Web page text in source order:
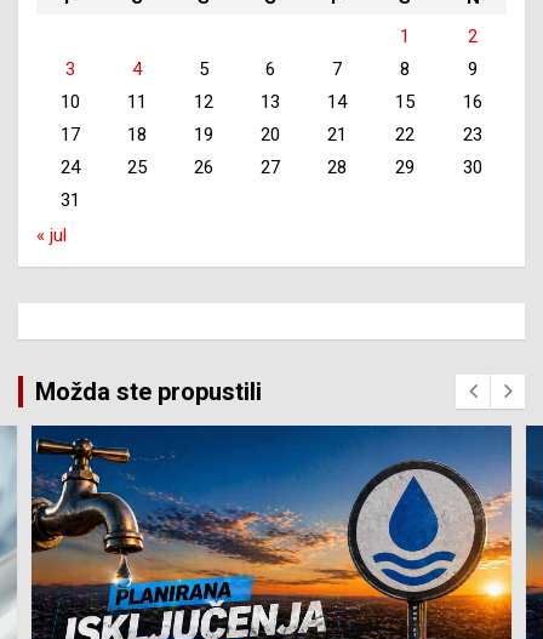
1
2
3
4 5 6 7 8
9
10
11 12 13 14 15
16
17
18 19 20 21 22
23
24
25 26 27 28 29
30
31
« jul
Možda ste propustili